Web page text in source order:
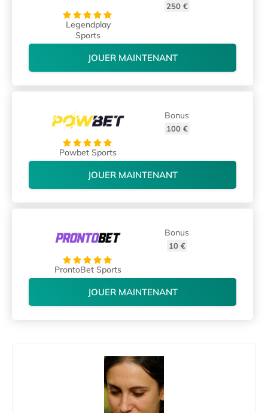
Legendplay
Sports
250 €
JOUER MAINTENANT
Powbet Sports
Bonus
100 €
JOUER MAINTENANT
ProntoBet Sports
Bonus
10 €
JOUER MAINTENANT